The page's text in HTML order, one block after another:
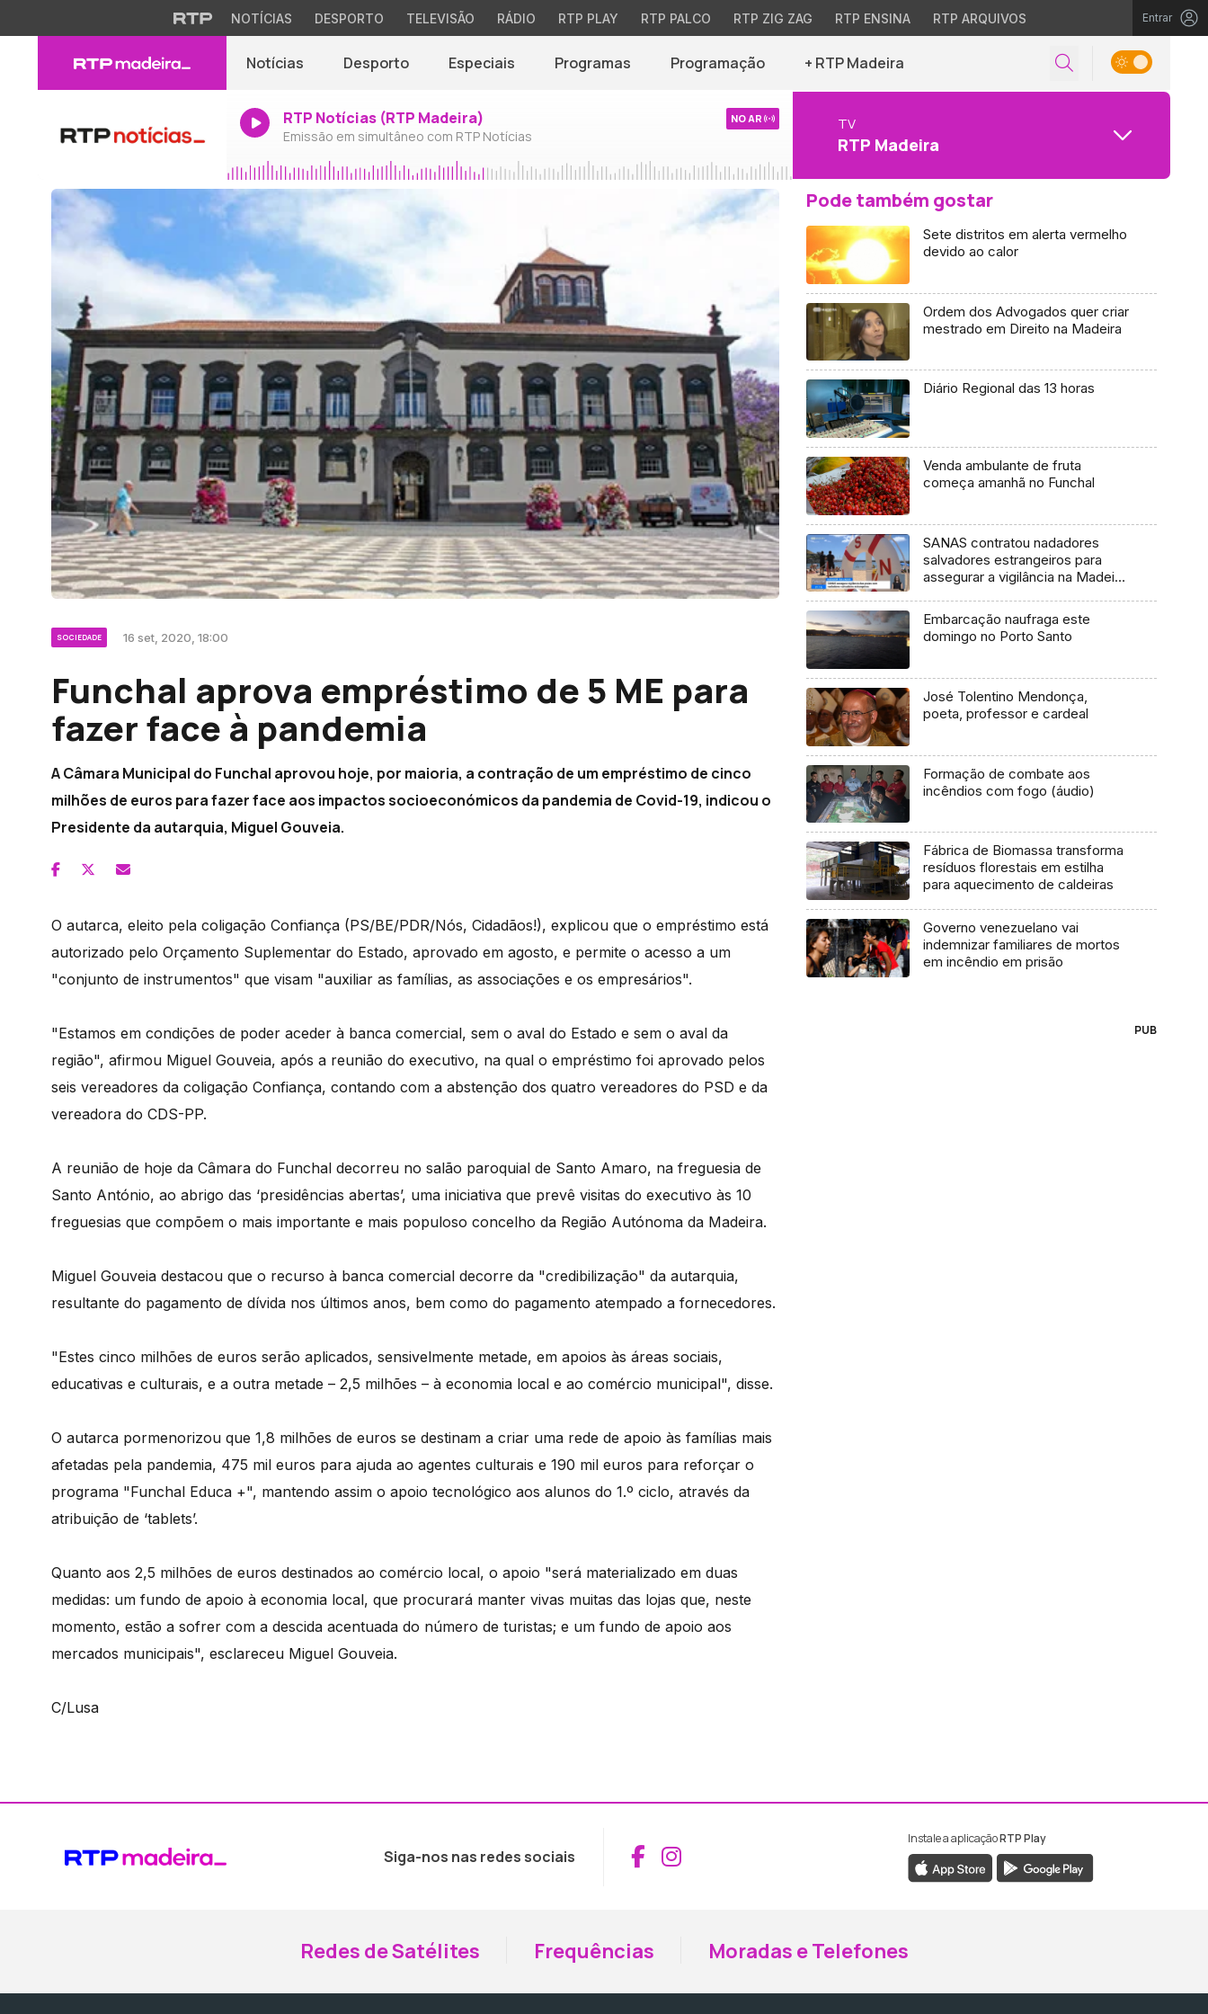
NOTÍCIAS DESPORTO TELEVISÃO RÁDIO RTP PLAY RTP PALCO RTP ZIG ZAG RTP ENSINA RTP ARQUIVOS Entrar
Notícias Desporto Especiais Programas Programação + RTP Madeira
RTP Notícias (RTP Madeira)
Emissão em simultâneo com RTP Notícias
NO AR TV
RTP Madeira
SOCIEDADE 16 set, 2020, 18:00
Funchal aprova empréstimo de 5 ME para
fazer face à pandemia
A Câmara Municipal do Funchal aprovou hoje, por maioria, a contração de um empréstimo de cinco
milhões de euros para fazer face aos impactos socioeconómicos da pandemia de Covid-19, indicou o
Presidente da autarquia, Miguel Gouveia.
O autarca, eleito pela coligação Confiança (PS/BE/PDR/Nós, Cidadãos!), explicou que o empréstimo está
autorizado pelo Orçamento Suplementar do Estado, aprovado em agosto, e permite o acesso a um
"conjunto de instrumentos" que visam "auxiliar as famílias, as associações e os empresários".
"Estamos em condições de poder aceder à banca comercial, sem o aval do Estado e sem o aval da
região", afirmou Miguel Gouveia, após a reunião do executivo, na qual o empréstimo foi aprovado pelos
seis vereadores da coligação Confiança, contando com a abstenção dos quatro vereadores do PSD e da
vereadora do CDS-PP.
A reunião de hoje da Câmara do Funchal decorreu no salão paroquial de Santo Amaro, na freguesia de
Santo António, ao abrigo das ‘presidências abertas’, uma iniciativa que prevê visitas do executivo às 10
freguesias que compõem o mais importante e mais populoso concelho da Região Autónoma da Madeira.
Miguel Gouveia destacou que o recurso à banca comercial decorre da "credibilização" da autarquia,
resultante do pagamento de dívida nos últimos anos, bem como do pagamento atempado a fornecedores.
"Estes cinco milhões de euros serão aplicados, sensivelmente metade, em apoios às áreas sociais,
educativas e culturais, e a outra metade – 2,5 milhões – à economia local e ao comércio municipal", disse.
O autarca pormenorizou que 1,8 milhões de euros se destinam a criar uma rede de apoio às famílias mais
afetadas pela pandemia, 475 mil euros para ajuda ao agentes culturais e 190 mil euros para reforçar o
programa "Funchal Educa +", mantendo assim o apoio tecnológico aos alunos do 1.º ciclo, através da
atribuição de ‘tablets’.
Quanto aos 2,5 milhões de euros destinados ao comércio local, o apoio "será materializado em duas
medidas: um fundo de apoio à economia local, que procurará manter vivas muitas das lojas que, neste
momento, estão a sofrer com a descida acentuada do número de turistas; e um fundo de apoio aos
mercados municipais", esclareceu Miguel Gouveia.
C/Lusa
Pode também gostar
Sete distritos em alerta vermelho
devido ao calor
Ordem dos Advogados quer criar
mestrado em Direito na Madeira
Diário Regional das 13 horas
Venda ambulante de fruta
começa amanhã no Funchal
SANAS contratou nadadores
salvadores estrangeiros para
assegurar a vigilância na Madeira
Embarcação naufraga este
domingo no Porto Santo
José Tolentino Mendonça,
poeta, professor e cardeal
Formação de combate aos
incêndios com fogo (áudio)
Fábrica de Biomassa transforma
resíduos florestais em estilha
para aquecimento de caldeiras
Governo venezuelano vai
indemnizar familiares de mortos
em incêndio em prisão
PUB
Siga-nos nas redes sociais Aceder ao Facebook da RTP Madeira
Aceder ao Instagram da RTP Madeira
Instale a aplicaçãoRTP Play
Redes de Satélites Frequências Moradas e Telefones